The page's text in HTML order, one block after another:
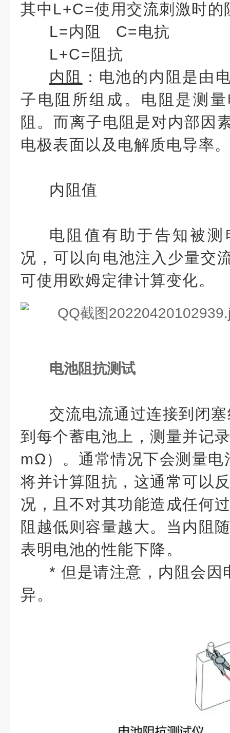
其中L+C=使用交流刺激时的
L=内阻 C=电抗
L+C=阻抗
内阻
：电池的内阻是由
子电阻所组成。电阻是测
阻。而离子电阻是对内部因
电极表面以及电解质电导率
内阻值
电阻值有助于告知被
况，可以向电池注入少量交
可使用欧姆定律计算变化。
电池阻抗测试
交流电流通过连接到闭
到每个蓄电池上，测量并记
mΩ）。通常情况下会测量电
将并计算阻抗，这通常可以
况，且不对其功能造成任何
阻越低则容量越大。当内阻
表明电池的性能下降。
* 但是请注意，内阻会因
异。